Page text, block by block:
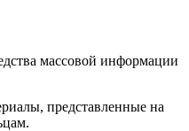
массовой информации
представленные на